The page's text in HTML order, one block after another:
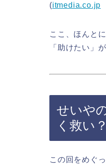
(itmedia.co.jp
ここ、ほんと
「助けたい」
せいや
く救い？
この回をめぐ